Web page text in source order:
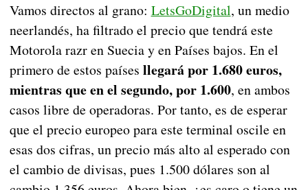
Vamos directos al grano: LetsGoDigital, un medio
neerlandés, ha filtrado el precio que tendrá este
Motorola razr en Suecia y en Países bajos. En el
primero de estos países llegará por 1.680 euros,
mientras que en el segundo, por 1.600, en ambos
casos libre de operadoras. Por tanto, es de esperar
que el precio europeo para este terminal oscile en
esas dos cifras, un precio más alto al esperado con
el cambio de divisas, pues 1.500 dólares son al